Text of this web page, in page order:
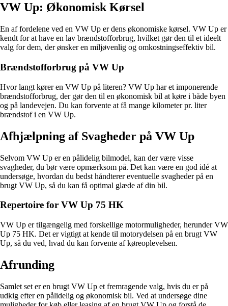
VW Up: Økonomisk Kørsel
En af fordelene ved en VW Up er dens økonomiske kørsel. VW Up er
kendt for at have en lav brændstofforbrug, hvilket gør den til et ideelt
valg for dem, der ønsker en miljøvenlig og omkostningseffektiv bil.
Brændstofforbrug på VW Up
Hvor langt kører en VW Up på literen? VW Up har et imponerende
brændstofforbrug, der gør den til en økonomisk bil at køre i både byen
og på landevejen. Du kan forvente at få mange kilometer pr. liter
brændstof i en VW Up.
Afhjælpning af Svagheder på VW Up
Selvom VW Up er en pålidelig bilmodel, kan der være visse
svagheder, du bør være opmærksom på. Det kan være en god idé at
undersøge, hvordan du bedst håndterer eventuelle svagheder på en
brugt VW Up, så du kan få optimal glæde af din bil.
Repertoire for VW Up 75 HK
VW Up er tilgængelig med forskellige motormuligheder, herunder VW
Up 75 HK. Det er vigtigt at kende til motorydelsen på en brugt VW
Up, så du ved, hvad du kan forvente af køreoplevelsen.
Afrunding
Samlet set er en brugt VW Up et fremragende valg, hvis du er på
udkig efter en pålidelig og økonomisk bil. Ved at undersøge dine